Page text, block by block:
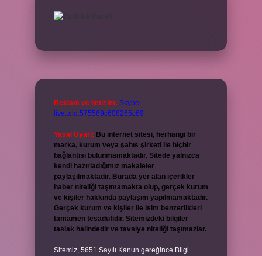
Reklam ve İletişim: Skype:
live:.cid.575569c608265c69
Yasal Uyarı: Bu internet sitesi, herhangi bir
marka, kurum veya şahıs şirketi ile hiçbir
bağlantısı bulunmamaktadır. Sitede yalnızca
kendi hazırladığımız makaleler
paylaşılmaktadır. Burada yer alan içerikler
haber niteliği taşımamakta olup, gerçek kurum
ve kişiler hakkında paylaşım yapılmamaktadır.
Gerçek kurum ve kişiler ile isim benzerlikleri
tamamen tesadüfidir. Sitemizdeki bilgiler
taslak halindedir ve tavsiye niteliği taşımazlar.
Sitemiz, 5651 Sayılı Kanun gereğince Bilgi